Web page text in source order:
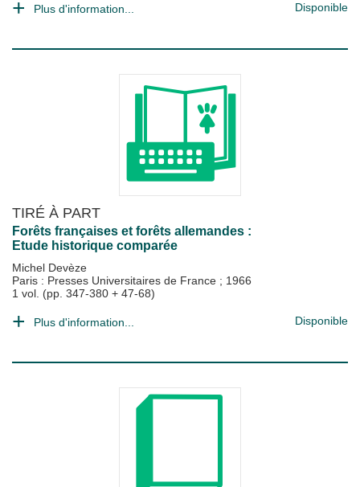
Plus d'information... Disponible
TIRÉ À PART
Forêts françaises et forêts allemandes :
Etude historique comparée
Michel Devèze
Paris : Presses Universitaires de France ; 1966
1 vol. (pp. 347-380 + 47-68)
Plus d'information... Disponible